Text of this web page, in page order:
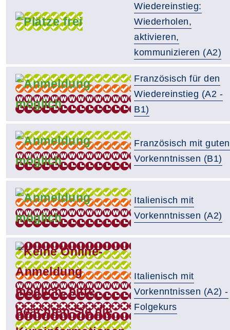
Wiedereinstieg:
Wiederholen,
aktivieren,
kommunizieren (A2)
Französisch für den
Wiedereinstieg (A2 -
B1)
Französisch mit guten
Vorkenntnissen (B1)
Italienisch mit
Vorkenntnissen (A2)
Italienisch mit
Vorkenntnissen (A2) -
Folgekurs